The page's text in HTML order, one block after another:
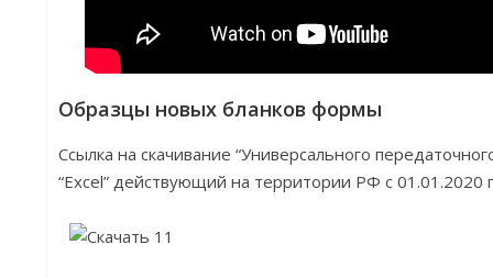
Образцы новых бланков формы
Ссылка на скачивание “Универсального
“Excel” действующий на территории РФ с 01.01.2020